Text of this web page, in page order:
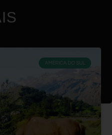
AMÉRICA DO SUL